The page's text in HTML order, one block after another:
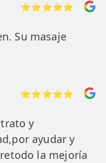
⭐⭐⭐⭐⭐
Su masaje
⭐⭐⭐⭐⭐
y
ayudar y
la mejoría